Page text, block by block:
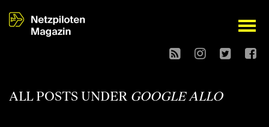
open
ALL POSTS UNDER GOOGLE ALLO